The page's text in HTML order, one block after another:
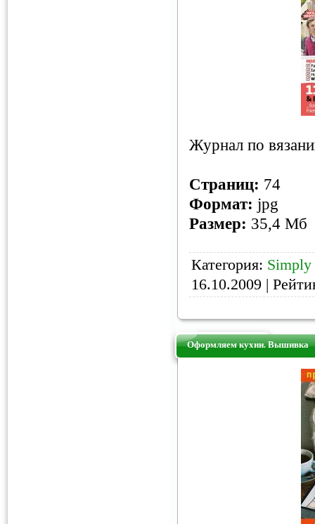
Журнал по
Страниц: 74
Формат: jpg
Размер: 35,4 Мб
Категория:
16.10.2009 |
Оформляем кухни. Вышивка